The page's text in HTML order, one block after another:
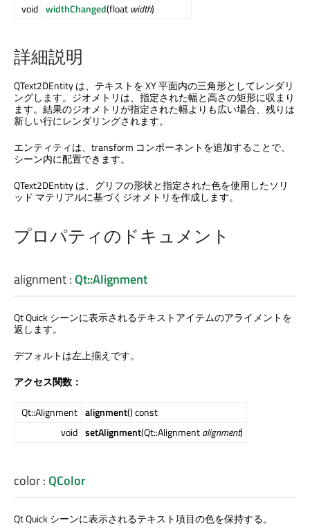
void widthChanged(float width)
詳細説明
QText2DEntity は、テキストを XY 平面内の三角形としてレンダリ
ングします。ジオメトリは、指定された幅と高さの矩形に収まり
ます。結果のジオメトリが指定された幅よりも広い場合、残りは
新しい行にレンダリングされます。
エンティティは、transform コンポーネントを追加することで、
シーン内に配置できます。
QText2DEntity は、グリフの形状と指定された色を使用したソリ
ッド マテリアルに基づくジオメトリを作成します。
プロパティのドキュメント
alignment:Qt::Alignment
Qt Quickシーンに表示されるテキストアイテムのアライメントを
返します。
デフォルトは左上揃えです。
アクセス関数：
Qt::Alignment alignment() const
void setAlignment(Qt::Alignmentalignment)
color:QColor
Qt Quickシーンに表示されるテキスト項目の色を保持する。